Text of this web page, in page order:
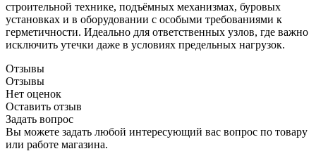
строительной технике, подъёмных механизмах, буровых
установках и в оборудовании с особыми требованиями к
герметичности. Идеально для ответственных узлов, где важно
исключить утечки даже в условиях предельных нагрузок.
Отзывы
Отзывы
Нет оценок
Оставить отзыв
Задать вопрос
Вы можете задать любой интересующий вас вопрос по товару
или работе магазина.